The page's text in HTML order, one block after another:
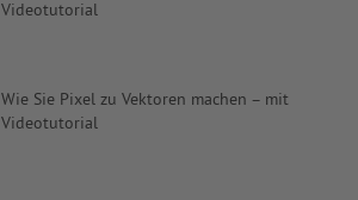
Videotutorial
Wie Sie Pixel zu Vektoren machen – mit
Videotutorial